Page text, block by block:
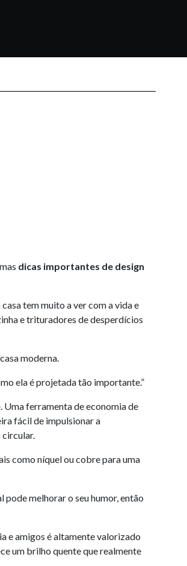
dicas importantes de design
tem muito a ver com a vida e
e trituradores de desperdícios
moderna.
ela é projetada tão importante.”
. Uma ferramenta de economia de
fácil de impulsionar a
circular.
como níquel ou cobre para uma
melhorar o seu humor, então
e amigos é altamente valorizado
um brilho quente que realmente